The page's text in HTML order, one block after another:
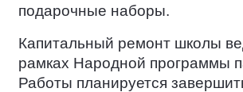
подарочные наборы.
Капитальный ремонт школы
рамках Народной программы
Работы планируется